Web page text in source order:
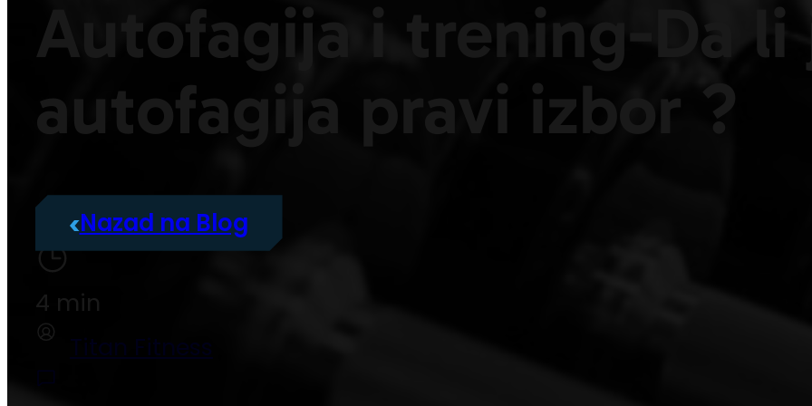
Autofagija i trening-Da li
autofagija pravi izbor ?
Nazad na Blog
4 min
Titan Fitness